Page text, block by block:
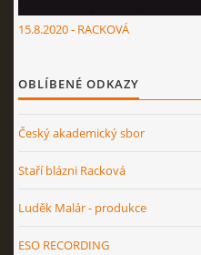
15.8.2020 - RACKOVÁ
OBLÍBENÉ ODKAZY
Český akademický sbor
Staří blázni Racková
Luděk Malár - produkce
ESO RECORDING